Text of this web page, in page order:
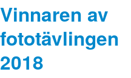
Vinnaren av
fototävlingen
2018